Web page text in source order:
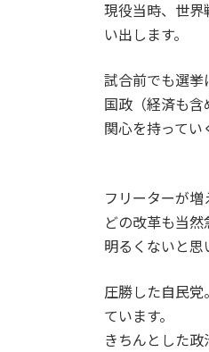
現役当時、世界
い出します。
試合前でも選挙
国政（経済も
関心を持ってい
フリーターが
どの改革も当
明るくないと思
圧勝した自民
ています。
きちんとした政